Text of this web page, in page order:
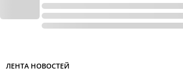
ЛЕНТА НОВОСТЕЙ